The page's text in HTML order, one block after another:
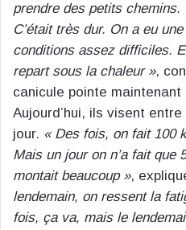
prendre des petits chemins.
C’était très dur. On a eu
conditions assez difficiles.
repart sous la chaleur »,
canicule pointe
Aujourd’hui, ils visent
jour. « Des fois, on fait 100
Mais un jour on n’a fait que
montait beaucoup »,
lendemain, on ressent la
fois, ça va, mais le